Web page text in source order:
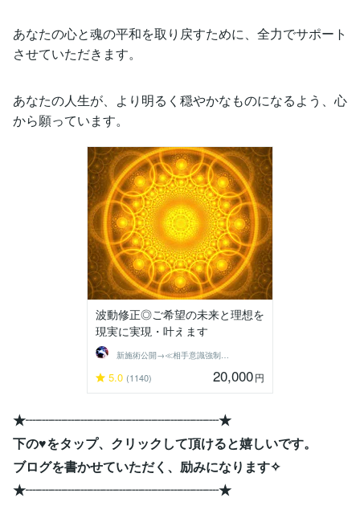
あなたの心と魂の平和を取り戻すために、全力でサポート
させていただきます。
あなたの人生が、より明るく穏やかなものになるよう、心
から願っています。
波動修正◎ご希望の未来と理想を
現実に実現・叶えます
新施術公開→≪相手意識強制変化≫◆星桜龍
5.0 (1140) 20,000円
★┈┈┈┈┈┈┈┈┈┈┈┈┈┈┈★
下の♥をタップ、クリックして頂けると嬉しいです。
ブログを書かせていただく、励みになります✧
★┈┈┈┈┈┈┈┈┈┈┈┈┈┈┈★